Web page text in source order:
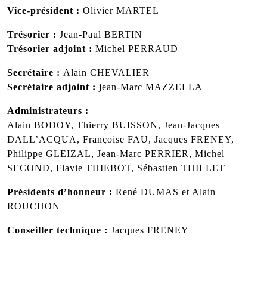
Vice-président : Olivier MARTEL
Trésorier : Jean-Paul BERTIN
Trésorier adjoint : Michel PERRAUD
Secrétaire : Alain CHEVALIER
Secrétaire adjoint : jean-Marc MAZZELLA
Administrateurs :
Alain BODOY, Thierry BUISSON, Jean-Jacques
DALL’ACQUA, Françoise FAU, Jacques FRENEY,
Philippe GLEIZAL, Jean-Marc PERRIER, Michel
SECOND, Flavie THIEBOT, Sébastien THILLET
Présidents d’honneur : René DUMAS et Alain
ROUCHON
Conseiller technique : Jacques FRENEY